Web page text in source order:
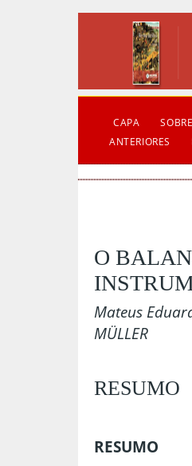
CAPA SOBRE
ANTERIORES
O
Mateus
MÜLLER
RESUMO
RESUMO